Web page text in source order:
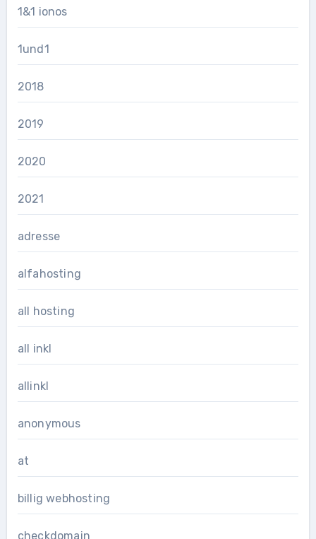
1&1 ionos
1und1
2018
2019
2020
2021
adresse
alfahosting
all hosting
all inkl
allinkl
anonymous
at
billig webhosting
checkdomain